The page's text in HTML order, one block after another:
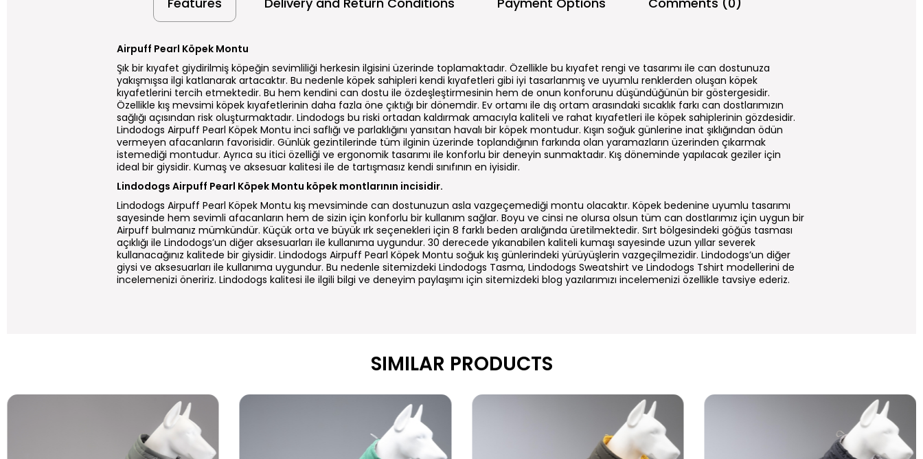
Airpuff Pearl Köpek Montu
Şık bir kıyafet giydirilmiş köpeğin sevimliliği herkesin ilgisini üzerinde toplamaktadır. Özellikle bu kıyafet rengi ve tasarımı ile can dostunuza
yakışmışsa ilgi katlanarak artacaktır. Bu nedenle köpek sahipleri kendi kıyafetleri gibi iyi tasarlanmış ve uyumlu renklerden oluşan köpek
kıyafetlerini tercih etmektedir. Bu hem kendini can dostu ile özdeşleştirmesinin hem de onun konforunu düşündüğünün bir göstergesidir.
Özellikle kış mevsimi köpek kıyafetlerinin daha fazla öne çıktığı bir dönemdir. Ev ortamı ile dış ortam arasındaki sıcaklık farkı can dostlarımızın
sağlığı açısından risk oluşturmaktadır. Lindodogs bu riski ortadan kaldırmak amacıyla kaliteli ve rahat kıyafetleri ile köpek sahiplerinin gözdesidir.
Lindodogs Airpuff Pearl Köpek Montu inci saflığı ve parlaklığını yansıtan havalı bir köpek montudur. Kışın soğuk günlerine inat şıklığından ödün
vermeyen afacanların favorisidir. Günlük gezintilerinde tüm ilginin üzerinde toplandığının farkında olan yaramazların üzerinden çıkarmak
istemediği montudur. Ayrıca su itici özelliği ve ergonomik tasarımı ile konforlu bir deneyin sunmaktadır. Kış döneminde yapılacak geziler için
ideal bir giysidir. Kumaş ve aksesuar kalitesi ile de tartışmasız kendi sınıfının en iyisidir.
Lindodogs Airpuff Pearl Köpek Montu köpek montlarının incisidir.
Lindodogs Airpuff Pearl Köpek Montu kış mevsiminde can dostunuzun asla vazgeçemediği montu olacaktır. Köpek bedenine uyumlu tasarımı
sayesinde hem sevimli afacanların hem de sizin için konforlu bir kullanım sağlar. Boyu ve cinsi ne olursa olsun tüm can dostlarımız için uygun bir
Airpuff bulmanız mümkündür. Küçük orta ve büyük ırk seçenekleri için 8 farklı beden aralığında üretilmektedir. Sırt bölgesindeki göğüs tasması
açıklığı ile Lindodogs’un diğer aksesuarları ile kullanıma uygundur. 30 derecede yıkanabilen kaliteli kumaşı sayesinde uzun yıllar severek
kullanacağınız kalitede bir giysidir. Lindodogs Airpuff Pearl Köpek Montu soğuk kış günlerindeki yürüyüşlerin vazgeçilmezidir. Lindodogs’un diğer
giysi ve aksesuarları ile kullanıma uygundur. Bu nedenle sitemizdeki Lindodogs Tasma, Lindodogs Sweatshirt ve Lindodogs Tshirt modellerini de
incelemenizi öneririz. Lindodogs kalitesi ile ilgili bilgi ve deneyim paylaşımı için sitemizdeki blog yazılarımızı incelemenizi özellikle tavsiye ederiz.
SIMILAR PRODUCTS